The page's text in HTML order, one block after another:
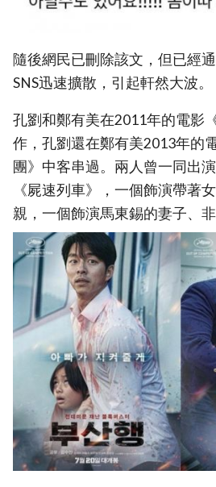
隨後網民已刪除該文，但已經
SNS迅速擴散，引起軒然大波。
孔劉和鄭有美在2011年的電影
作，孔劉還在鄭有美2013年的
團》中客串過。兩人曾一同出
《屍速列車》，一個飾演帶著
親，一個飾演馬東錫的妻子、非